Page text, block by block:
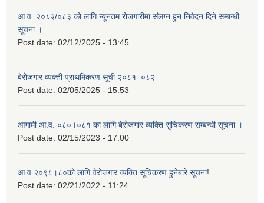
आ.व. २०८२/०८३ को लागि न्यूनतम रोजगारीमा संलग्न हुन निवेदन दिने सम्बन्धी
सूचना ।
Post date: 02/12/2025 - 13:45
बेरोजगार व्यक्ती प्राथमिकरण सूची २०८१–०८२
Post date: 02/05/2025 - 15:53
आगामी आ.व. ०८०।०८१ का लागि बेरोजगार व्यक्ति सुचिकरण सम्बन्धी सूचना ।
Post date: 02/15/2023 - 17:00
आ.व २०९८।८०को लागि वेरोजगार व्यक्ति सूचिकरण हुनेबारे सूचना!
Post date: 02/21/2022 - 11:24